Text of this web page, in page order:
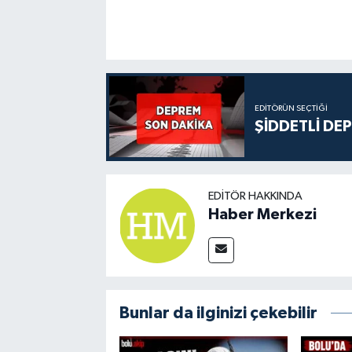
EDITÖRÜN SEÇTIĞI
ŞİDDETLİ
EDITÖR HAKKINDA
Haber Merkezi
Bunlar da ilginizi çekebilir